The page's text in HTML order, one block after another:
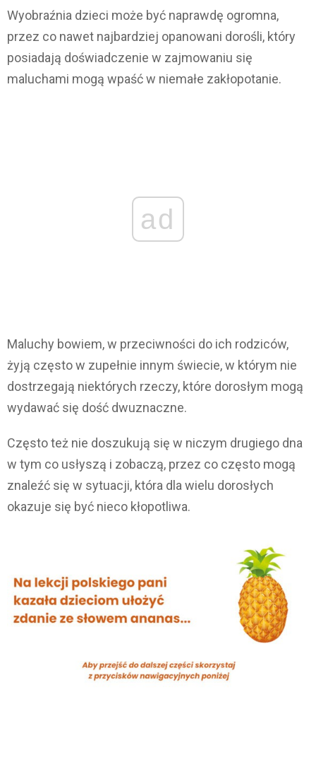
Wyobraźnia dzieci może być naprawdę ogromna,
przez co nawet najbardziej opanowani dorośli, który
posiadają doświadczenie w zajmowaniu się
maluchami mogą wpaść w niemałe zakłopotanie.
ad
Maluchy bowiem, w przeciwności do ich rodziców,
żyją często w zupełnie innym świecie, w którym nie
dostrzegają niektórych rzeczy, które dorosłym mogą
wydawać się dość dwuznaczne.
Często też nie doszukują się w niczym drugiego dna
w tym co usłyszą i zobaczą, przez co często mogą
znaleźć się w sytuacji, która dla wielu dorosłych
okazuje się być nieco kłopotliwa.